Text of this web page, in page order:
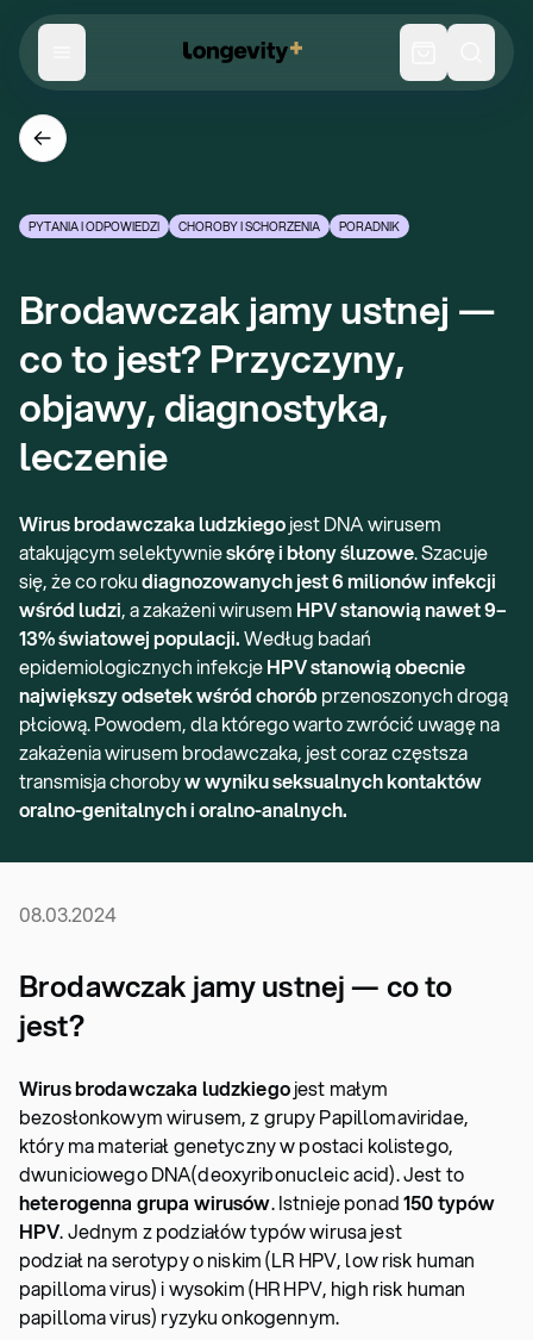
PYTANIA I ODPOWIEDZI CHOROBY I SCHORZENIA PORADNIK
Brodawczak jamy ustnej —
co to jest? Przyczyny,
objawy, diagnostyka,
leczenie
Wirus brodawczaka ludzkiegojest DNA wirusem
atakującym selektywnieskórę i błony śluzowe. Szacuje
się, że co rokudiagnozowanych jest 6 milionów infekcji
wśród ludzi, a zakażeni wirusem HPV stanowią nawet 9–
13% światowej populacji.Według badań
epidemiologicznych infekcjeHPV stanowią obecnie
największy odsetek wśród choróbprzenoszonych drogą
płciową. Powodem, dla którego warto zwrócić uwagę na
zakażenia wirusem brodawczaka, jest coraz częstsza
transmisja chorobyw wyniku seksualnych kontaktów
oralno-genitalnych i oralno-analnych.
08.03.2024
Brodawczak jamy ustnej — co to
jest?
Wirus brodawczaka ludzkiegojest małym
bezosłonkowym wirusem, z grupy Papillomaviridae,
który ma materiał genetyczny w postaci kolistego,
dwuniciowego DNA(deoxyribonucleic acid). Jest to
heterogenna grupa wirusów. Istnieje ponad150 typów
HPV. Jednym z podziałów typów wirusa jest
podział na serotypy o niskim (LR HPV, low risk human
papilloma virus) i wysokim (HR HPV, high risk human
papilloma virus) ryzyku onkogennym.